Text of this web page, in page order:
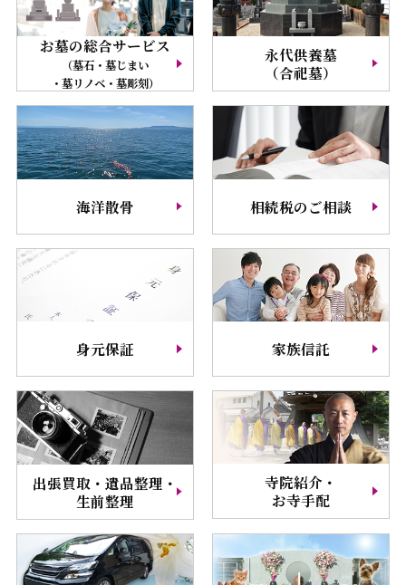
お墓の総合サービス
（墓石・墓じまい
・墓リノベ・墓彫刻）
永代供養墓
（合祀墓）
海洋散骨 相続税のご相談
身元保証 家族信託
出張買取・遺品整理・
生前整理
寺院紹介・
お寺手配